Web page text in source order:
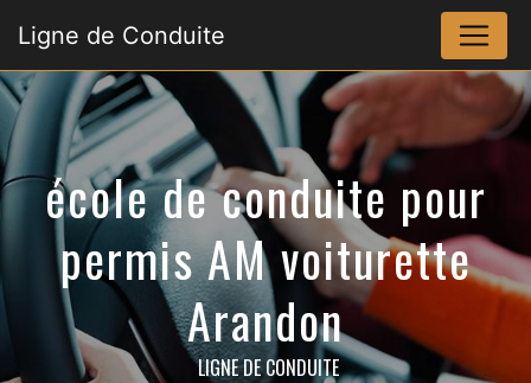
Ligne de Conduite
école de conduite pour
permis AM voiturette
Arandon
LIGNE DE CONDUITE